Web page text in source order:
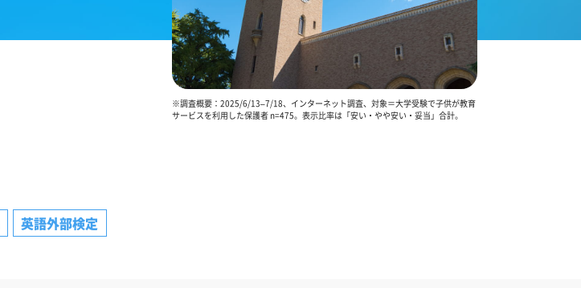
英語外部検定
※調査概要：2025/6/13–7/18、インターネット調査、対象＝大学受験で子供が教育
サービスを利用した保護者 n=475。表示比率は「安い・やや安い・妥当」合計。